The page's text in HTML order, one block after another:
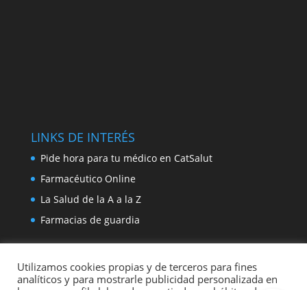
LINKS DE INTERÉS
Pide hora para tu médico en CatSalut
Farmacéutico Online
La Salud de la A a la Z
Farmacias de guardia
Utilizamos cookies propias y de terceros para fines
analíticos y para mostrarle publicidad personalizada en